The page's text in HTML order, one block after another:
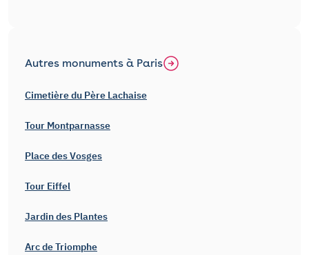
Autres monuments à Paris
Cimetière du Père Lachaise
Tour Montparnasse
Place des Vosges
Tour Eiffel
Jardin des Plantes
Arc de Triomphe